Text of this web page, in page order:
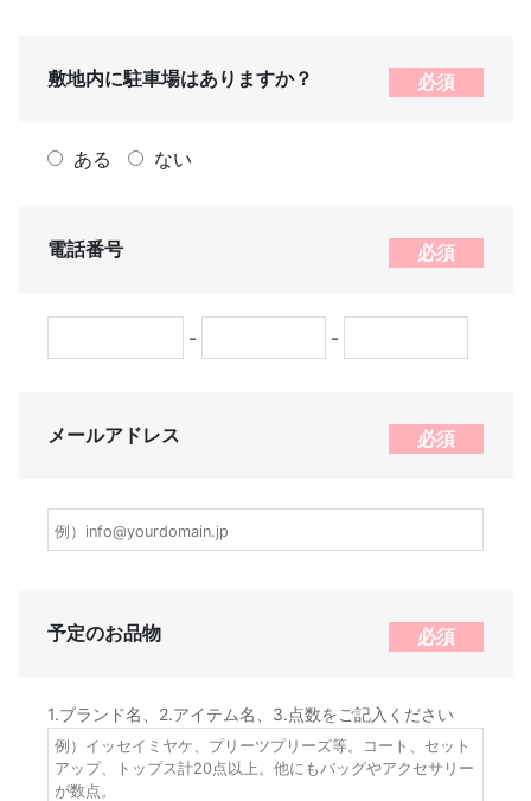
敷地内に駐車場はありますか？ 必須
ある ない
電話番号 必須
- -
メールアドレス 必須
予定のお品物 必須
1.ブランド名、2.アイテム名、3.点数をご記入ください